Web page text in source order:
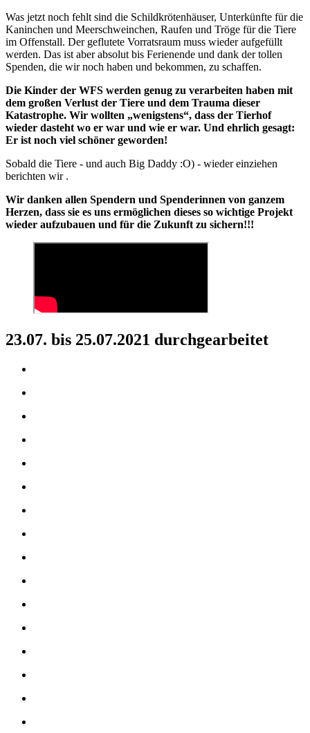
Was jetzt noch fehlt sind die Schildkrötenhäuser, Unterkünfte für die
Kaninchen und Meerschweinchen, Raufen und Tröge für die Tiere
im Offenstall. Der geflutete Vorratsraum muss wieder aufgefüllt
werden. Das ist aber absolut bis Ferienende und dank der tollen
Spenden, die wir noch haben und bekommen, zu schaffen.
Die Kinder der WFS werden genug zu verarbeiten haben mit
dem großen Verlust der Tiere und dem Trauma dieser
Katastrophe. Wir wollten „wenigstens“, dass der Tierhof
wieder dasteht wo er war und wie er war. Und ehrlich gesagt:
Er ist noch viel schöner geworden!
Sobald die Tiere - und auch Big Daddy :O) - wieder einziehen
berichten wir .
Wir danken allen Spendern und Spenderinnen von ganzem
Herzen, dass sie es uns ermöglichen dieses so wichtige Projekt
wieder aufzubauen und für die Zukunft zu sichern!!!
23.07. bis 25.07.2021 durchgearbeitet